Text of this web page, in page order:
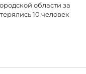
области за
10 человек